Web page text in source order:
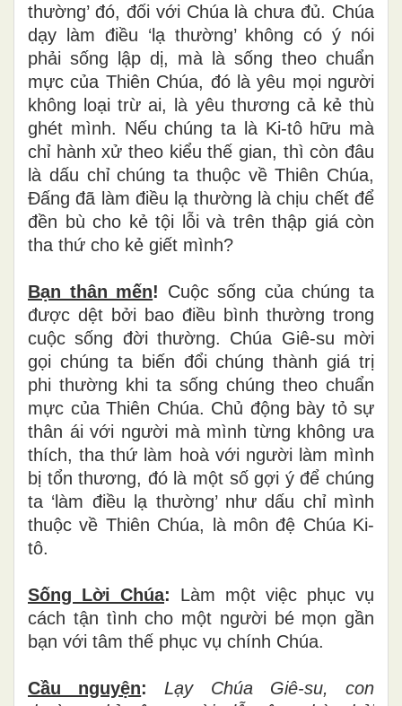
thường’ đó, đối với Chúa là chưa đủ. Chúa
dạy làm điều ‘lạ thường’ không có ý nói
phải sống lập dị, mà là sống theo chuẩn
mực của Thiên Chúa, đó là yêu mọi người
không loại trừ ai, là yêu thương cả kẻ thù
ghét mình. Nếu chúng ta là Ki-tô hữu mà
chỉ hành xử theo kiểu thế gian, thì còn đâu
là dấu chỉ chúng ta thuộc về Thiên Chúa,
Đấng đã làm điều lạ thường là chịu chết để
đền bù cho kẻ tội lỗi và trên thập giá còn
tha thứ cho kẻ giết mình?
Bạn thân mến! Cuộc sống của chúng ta
được dệt bởi bao điều bình thường trong
cuộc sống đời thường. Chúa Giê-su mời
gọi chúng ta biến đổi chúng thành giá trị
phi thường khi ta sống chúng theo chuẩn
mực của Thiên Chúa. Chủ động bày tỏ sự
thân ái với người mà mình từng không ưa
thích, tha thứ làm hoà với người làm mình
bị tổn thương, đó là một số gợi ý để chúng
ta ‘làm điều lạ thường’ như dấu chỉ mình
thuộc về Thiên Chúa, là môn đệ Chúa Ki-
tô.
Sống Lời Chúa: Làm một việc phục vụ
cách tận tình cho một người bé mọn gần
bạn với tâm thế phục vụ chính Chúa.
Cầu nguyện:
Lạy Chúa Giê-su, con